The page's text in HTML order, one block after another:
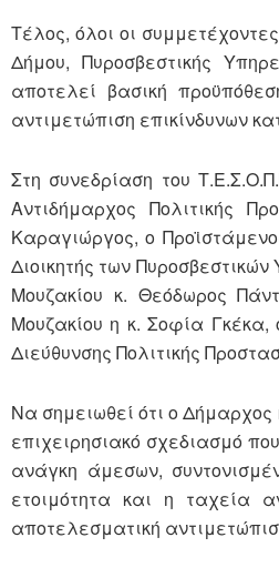
Τέλος, όλοι οι
Δήμου, Πυροσβεστικής
αποτελεί βασική
αντιμετώπιση επικίνδυνων
Στη συνεδρίαση του
Αντιδήμαρχος Πολιτικής
Καραγιώργος, ο
Διοικητής των
Μουζακίου κ. Θεόδωρος
Μουζακίου η κ. Σοφία
Διεύθυνσης Πολιτικής
Να σημειωθεί ότι ο Δήμαρχος
επιχειρησιακό σχεδιασμό
ανάγκη άμεσων,
ετοιμότητα και η ταχεία
αποτελεσματική